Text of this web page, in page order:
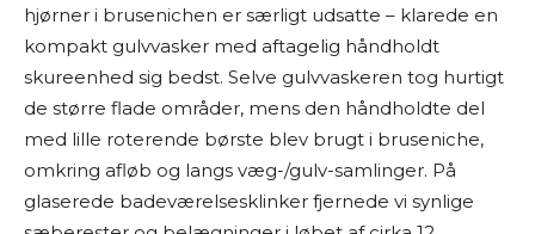
hjørner i brusenichen er særligt udsatte – klarede en
kompakt gulvvasker med aftagelig håndholdt
skureenhed sig bedst. Selve gulvvaskeren tog hurtigt
de større flade områder, mens den håndholdte del
med lille roterende børste blev brugt i bruseniche,
omkring afløb og langs væg-/gulv-samlinger. På
glaserede badeværelsesklinker fjernede vi synlige